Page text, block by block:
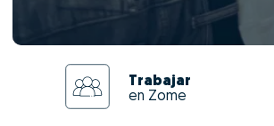
Trabajar
en Zome